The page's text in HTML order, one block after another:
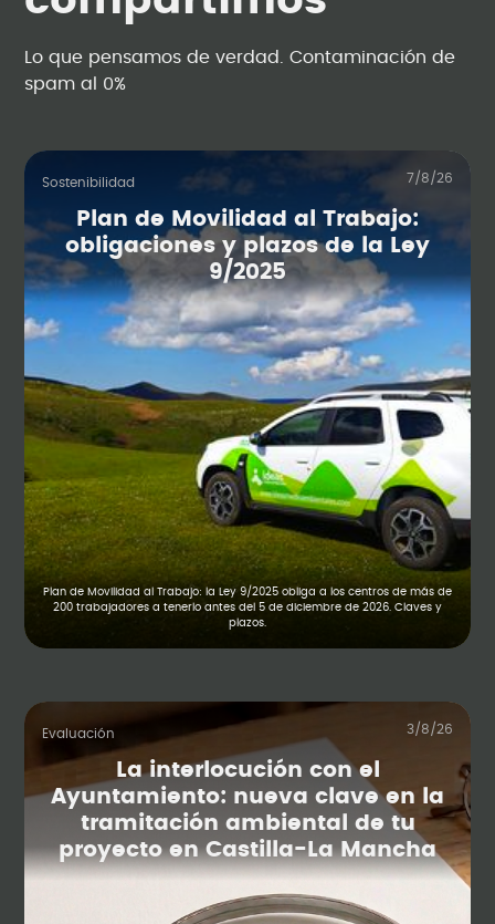
Lo que pensamos de verdad. Contaminación de
spam al 0%
Sostenibilidad 7/8/26
Plan de Movilidad al Trabajo:
obligaciones y plazos de la Ley
9/2025
Plan de Movilidad al Trabajo: la Ley 9/2025 obliga a los centros de más de
200 trabajadores a tenerlo antes del 5 de diciembre de 2026. Claves y
plazos.
Evaluación 3/8/26
La interlocución con el
Ayuntamiento: nueva clave en la
tramitación ambiental de tu
proyecto en Castilla-La Mancha